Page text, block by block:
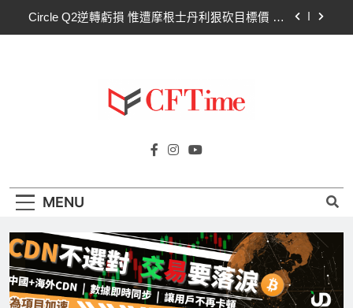
Circle Q2逆轉虧損 惟遭摩根士丹利狠砍目標價 市
比特幣失守關鍵阻力帶！50日SMA及斐波那契
63,600美元未收復，下降通道持續
Circle Q2逆轉虧損 惟遭摩根士丹利狠砍目標價 市
CLARITY法案60票門檻仍差關鍵缺口！民主黨七
Cftime.io
AI（ChatGPT）、區塊鏈、NFT、加密貨
MENU